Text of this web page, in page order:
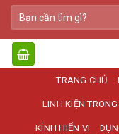
Bỏ
qua
nội
dung
Tìm
kiếm:
TRANG CHỦ
LINH KIỆN TRONG
KÍNH HIỂN VI